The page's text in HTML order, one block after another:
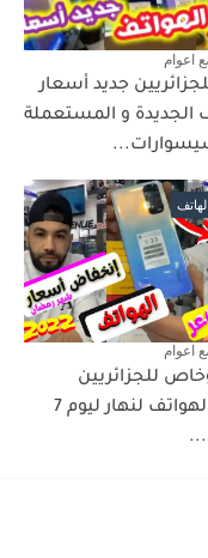
اعوام
جديد أسعار
الجديدة و المستعملة
اعوام
للجزائريين
أسعارالهواتف لنهار ليوم 7